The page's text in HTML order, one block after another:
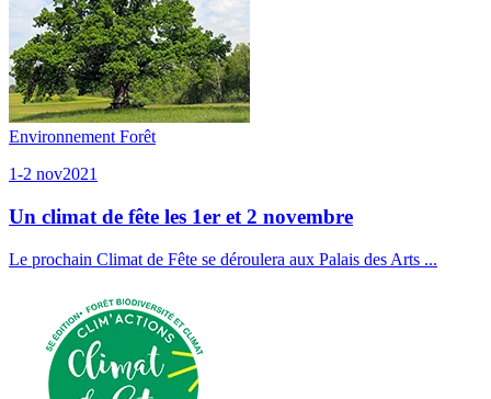
Environnement Forêt
1-2 nov2021
Un climat de fête les 1er et 2 novembre
Le prochain Climat de Fête se déroulera aux Palais des Arts ...